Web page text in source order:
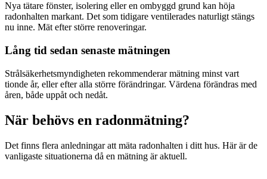
Nya tätare fönster, isolering eller en ombyggd grund kan höja
radonhalten markant. Det som tidigare ventilerades naturligt stängs
nu inne. Mät efter större renoveringar.
Lång tid sedan senaste mätningen
Strålsäkerhetsmyndigheten rekommenderar mätning minst vart
tionde år, eller efter alla större förändringar. Värdena förändras med
åren, både uppåt och nedåt.
När behövs en radonmätning?
Det finns flera anledningar att mäta radonhalten i ditt hus. Här är de
vanligaste situationerna då en mätning är aktuell.